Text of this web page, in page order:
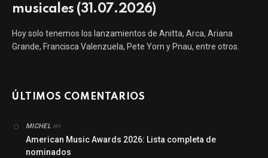
musicales (31.07.2026)
Hoy solo tenemos los lanzamientos de Anitta, Arca, Ariana
Grande, Francisca Valenzuela, Pete Yorn y Pnau, entre otros.
ÚLTIMOS COMENTARIOS
MICHELen
American Music Awards 2026: Lista completa de
nominados